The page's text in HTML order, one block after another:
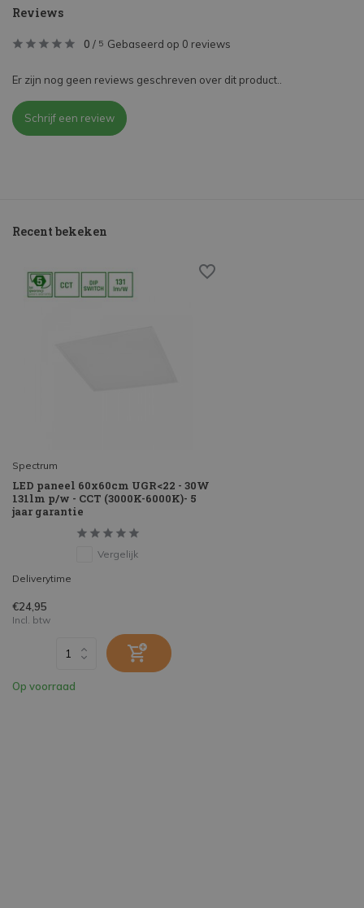
Reviews
0 / 5 Gebaseerd op 0 reviews
Er zijn nog geen reviews geschreven over dit product..
Schrijf een review
Recent bekeken
Spectrum
LED paneel 60x60cm UGR<22 - 30W
131lm p/w - CCT (3000K-6000K)- 5
jaar garantie
Vergelijk
Deliverytime
€24,95
Incl. btw
Op voorraad